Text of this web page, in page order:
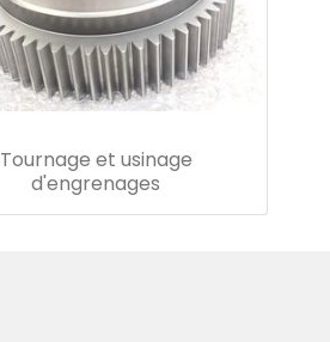
Tournage et usinage
d'engrenages